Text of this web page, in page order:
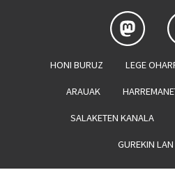
HONI BURUZ LEGE
ARAUAK
SALAKETEN KANALA
GUREKIN LAN